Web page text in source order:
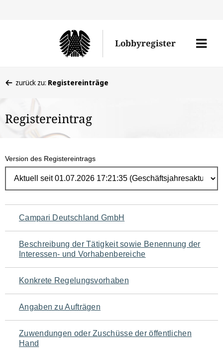
Lobbyregister
Menü
befinden
hier:
zurück zu: Registereinträge
Registereintrag
Version des Registereintrags
Navigation
für
den
Seiteninhalt
Campari Deutschland GmbH
Beschreibung der Tätigkeit sowie Benennung der
Interessen- und Vorhabenbereiche
Konkrete Regelungsvorhaben
Angaben zu Aufträgen
Zuwendungen oder Zuschüsse der öffentlichen
Hand